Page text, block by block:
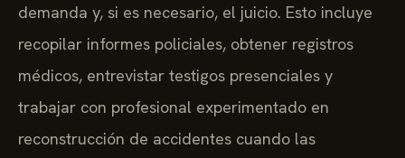
demanda y, si es necesario, el juicio. Esto incluye
recopilar informes policiales, obtener registros
médicos, entrevistar testigos presenciales y
trabajar con profesional experimentado en
reconstrucción de accidentes cuando las